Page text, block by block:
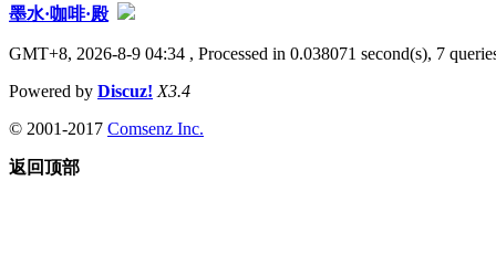
墨水·咖啡·殿
GMT+8, 2026-8-9 04:34 , Processed in 0.038071 second(s), 7
Powered by Discuz! X3.4
© 2001-2017 Comsenz Inc.
返回顶部